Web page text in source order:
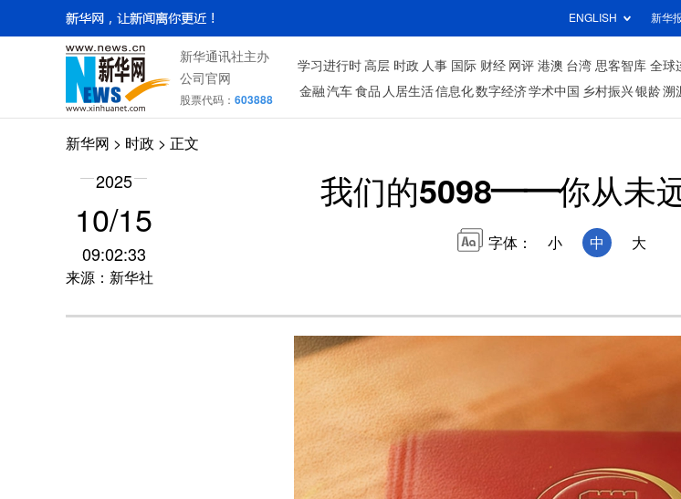
ENGLISH 新华
新华通讯社主办
公司官网
股票代码： 603888
学习进行时 高层 时政 人事 国际 财经 网评 港澳 台湾 思客智库 全球
金融 汽车 食品 人居生活信息化数字经济学术中国 乡村振兴银龄溯
新华网 > 时政 > 正文
2025
10/15
09:02:33
来源：新华社
我们的5098——你从未远
字体： 小 中 大